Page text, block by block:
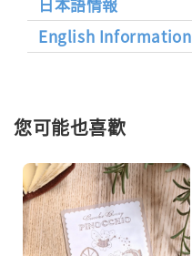
English Information
您可能也喜歡